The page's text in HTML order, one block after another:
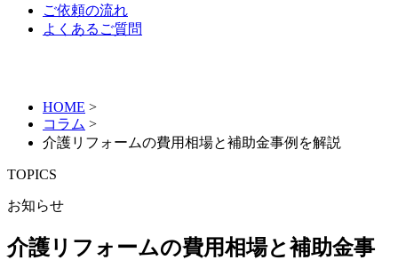
ご依頼の流れ
よくあるご質問
HOME >
コラム >
介護リフォームの費用相場と補助金事例を解説
TOPICS
お知らせ
介護リフォームの費用相場と補助金事